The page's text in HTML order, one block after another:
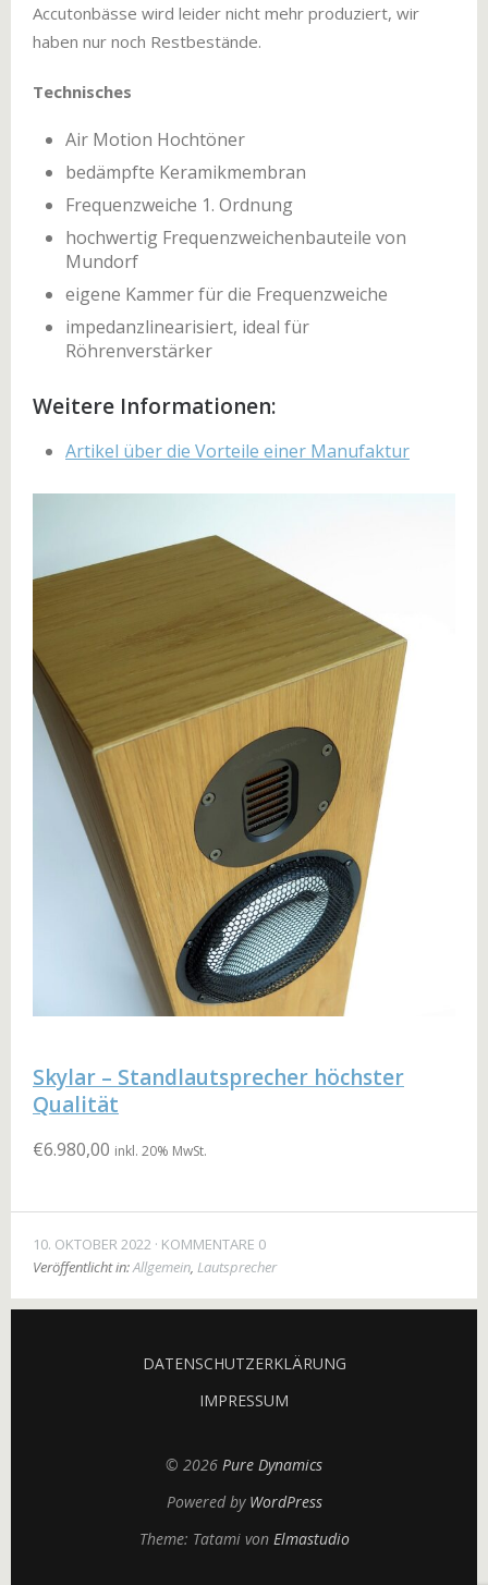
Accutonbässe wird leider nicht mehr produziert, wir
haben nur noch Restbestände.
Technisches
Air Motion Hochtöner
bedämpfte Keramikmembran
Frequenzweiche 1. Ordnung
hochwertig Frequenzweichenbauteile von
Mundorf
eigene Kammer für die Frequenzweiche
impedanzlinearisiert, ideal für
Röhrenverstärker
Weitere Informationen:
Artikel über die Vorteile einer Manufaktur
Skylar – Standlautsprecher höchster
Qualität
€6.980,00 inkl. 20% MwSt.
10. OKTOBER 2022 KOMMENTARE 0
Veröffentlicht in:Allgemein, Lautsprecher
DATENSCHUTZERKLÄRUNG
IMPRESSUM
© 2026 Pure Dynamics
Powered by WordPress
Theme: Tatami von Elmastudio